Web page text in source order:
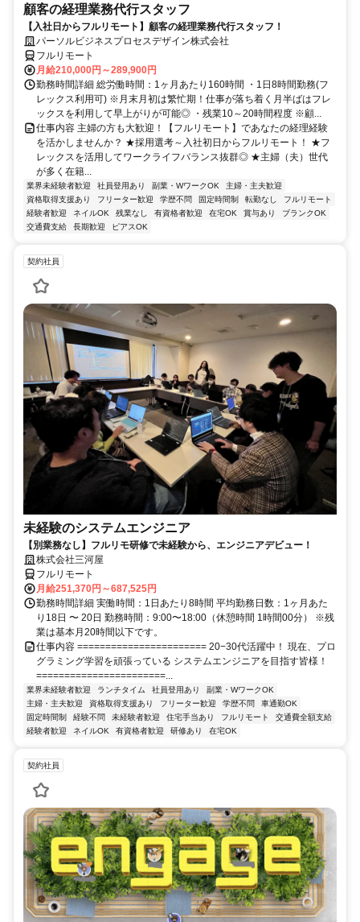
顧客の経理業務代行スタッフ
【入社日からフルリモート】顧客の経理業務代行スタッフ！
パーソルビジネスプロセスデザイン株式会社
フルリモート
月給210,000円～289,900円
勤務時間詳細 総労働時間：1ヶ月あたり160時間 ・1日8時間勤務(フ
レックス利用可) ※月末月初は繁忙期！仕事が落ち着く月半ばはフレ
ックスを利用して早上がりが可能◎ ・残業10～20時間程度 ※顧...
仕事内容 主婦の方も大歓迎！【フルリモート】であなたの経理経験
を活かしませんか？ ★採用選考～入社初日からフルリモート！ ★フ
レックスを活用してワークライフバランス抜群◎ ★主婦（夫）世代
が多く在籍...
業界未経験者歓迎 社員登用あり 副業・WワークOK
主婦・主夫歓迎
資格取得支援あり
フリーター歓迎 学歴不問 固定時間制 転勤なし
フルリモート
経験者歓迎
ネイルOK 残業なし 有資格者歓迎 在宅OK 賞与あり
ブランクOK
交通費支給
長期歓迎 ピアスOK
契約社員
未経験のシステムエンジニア
【別業務なし】フルリモ研修で未経験から、エンジニアデビュー！
株式会社三河屋
フルリモート
月給251,370円～687,525円
勤務時間詳細 実働時間：1日あたり8時間 平均勤務日数：1ヶ月あた
り18日 〜 20日 勤務時間：9:00〜18:00（休憩時間 1時間00分） ※残
業は基本月20時間以下です。
仕事内容 ======================= 20−30代活躍中！ 現在、プロ
グラミング学習を頑張っている システムエンジニアを目指す皆様！
=======================...
業界未経験者歓迎 ランチタイム 社員登用あり
副業・WワークOK
主婦・主夫歓迎
資格取得支援あり フリーター歓迎 学歴不問
車通勤OK
固定時間制
経験不問 未経験者歓迎 住宅手当あり フルリモート
交通費全額支給
経験者歓迎
ネイルOK 有資格者歓迎 研修あり 在宅OK
契約社員